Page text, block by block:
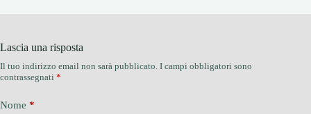
Lascia una risposta
Il tuo indirizzo email non sarà pubblicato. I campi obbligatori sono
contrassegnati *
Nome *